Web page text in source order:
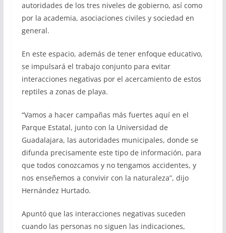
autoridades de los tres niveles de gobierno, así como
por la academia, asociaciones civiles y sociedad en
general.
En este espacio, además de tener enfoque educativo,
se impulsará el trabajo conjunto para evitar
interacciones negativas por el acercamiento de estos
reptiles a zonas de playa.
“Vamos a hacer campañas más fuertes aquí en el
Parque Estatal, junto con la Universidad de
Guadalajara, las autoridades municipales, donde se
difunda precisamente este tipo de información, para
que todos conozcamos y no tengamos accidentes, y
nos enseñemos a convivir con la naturaleza”, dijo
Hernández Hurtado.
Apuntó que las interacciones negativas suceden
cuando las personas no siguen las indicaciones,